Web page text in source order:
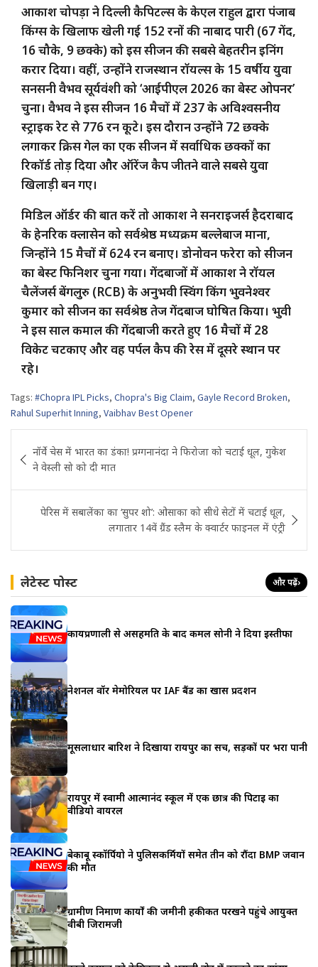
आकाश चोपड़ा ने दिल्ली कैपिटल्स के केएल राहुल द्वारा पंजाब
किंग्स के खिलाफ खेली गई 152 रनों की नाबाद पारी (67 गेंद,
16 चौके, 9 छक्के) को इस सीजन की सबसे बेहतरीन इनिंग
करार दिया। वहीं, उन्होंने राजस्थान रॉयल्स के 15 वर्षीय युवा
सनसनी वैभव सूर्यवंशी को ‘आईपीएल 2026 का बेस्ट ओपनर’
चुना। वैभव ने इस सीजन 16 मैचों में 237 के अविश्वसनीय
स्ट्राइक रेट से 776 रन कूटे। इस दौरान उन्होंने 72 छक्के
लगाकर क्रिस गेल का एक सीजन में सर्वाधिक छक्कों का
रिकॉर्ड तोड़ दिया और ऑरेंज कैप जीतने वाले सबसे युवा
खिलाड़ी बन गए।
मिडिल ऑर्डर की बात करें तो आकाश ने सनराइजर्स हैदराबाद
के हेनरिक क्लासेन को सर्वश्रेष्ठ मध्यक्रम बल्लेबाज माना,
जिन्होंने 15 मैचों में 624 रन बनाए। डोनोवन फरेरा को सीजन
का बेस्ट फिनिशर चुना गया। गेंदबाजों में आकाश ने रॉयल
चैलेंजर्स बेंगलुरु (RCB) के अनुभवी स्विंग किंग भुवनेश्वर
कुमार को सीजन का सर्वश्रेष्ठ तेज गेंदबाज घोषित किया। भुवी
ने इस साल कमाल की गेंदबाजी करते हुए 16 मैचों में 28
विकेट चटकाए और वह पर्पल कैप की रेस में दूसरे स्थान पर
रहे।
Tags: #Chopra IPL Picks, Chopra's Big Claim, Gayle Record Broken,
Rahul Superhit Inning, Vaibhav Best Opener
navigation
नॉर्वे चेस में भारत का डंका! प्रग्गनानंदा ने फिरोजा को चटाई धूल, गुकेश
ने वेस्ली सो को दी मात
पेरिस में सबालेंका का ‘सुपर शो’: ओसाका को सीधे सेटों में चटाई धूल,
लगातार 14वें ग्रैंड स्लैम के क्वार्टर फाइनल में एंट्री
लेटेस्ट पोस्ट और पढ़ें›
कार्यप्रणाली से असहमति के बाद कमल सोनी ने दिया इस्तीफा
नेशनल वॉर मेमोरियल पर IAF बैंड का खास प्रदर्शन
मूसलाधार बारिश ने दिखाया रायपुर का सच, सड़कों पर भरा पानी
रायपुर में स्वामी आत्मानंद स्कूल में एक छात्र की पिटाई का
वीडियो वायरल
बेकाबू स्कॉर्पियो ने पुलिसकर्मियों समेत तीन को रौंदा BMP जवान
की मौत
ग्रामीण निर्माण कार्यों की जमीनी हकीकत परखने पहुंचे आयुक्त
वीबी जिरामजी